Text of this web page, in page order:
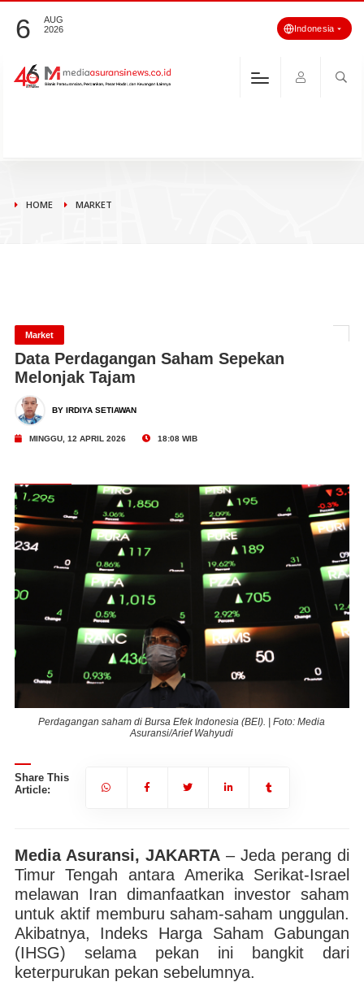
6
AUG
2026
Indonesia
HOME MARKET
Market
Data Perdagangan Saham Sepekan
Melonjak Tajam
BY IRDIYA SETIAWAN
MINGGU, 12 APRIL 2026 18:08 WIB
Perdagangan saham di Bursa Efek Indonesia (BEI). | Foto: Media
Asuransi/Arief Wahyudi
Share This
Article:
Media Asuransi, JAKARTA– Jeda perang di
Timur Tengah antara Amerika Serikat-Israel
melawan Iran dimanfaatkan investor saham
untuk aktif memburu saham-saham unggulan.
Akibatnya, Indeks Harga Saham Gabungan
(IHSG) selama pekan ini bangkit dari
keterpurukan pekan sebelumnya.